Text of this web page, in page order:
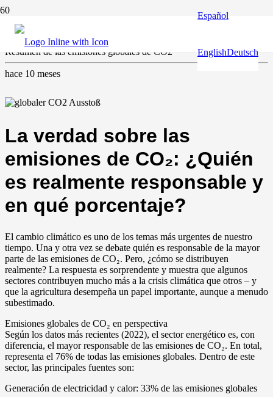
Español
EnglishDeutsch
Clima y medio ambiente
Resumen de las emisiones globales de CO2
hace 10 meses
La verdad sobre las
emisiones de CO₂: ¿Quién
es realmente responsable y
en qué porcentaje?
El cambio climático es uno de los temas más urgentes de nuestro
tiempo. Una y otra vez se debate quién es responsable de la mayor
parte de las emisiones de CO₂. Pero, ¿cómo se distribuyen
realmente? La respuesta es sorprendente y muestra que algunos
sectores contribuyen mucho más a la crisis climática que otros – y
que la agricultura desempeña un papel importante, aunque a menudo
subestimado.
Emisiones globales de CO₂ en perspectiva
Según los datos más recientes (2022), el sector energético es, con
diferencia, el mayor responsable de las emisiones de CO₂. En total,
representa el 76% de todas las emisiones globales. Dentro de este
sector, las principales fuentes son:
Generación de electricidad y calor: 33% de las emisiones globales